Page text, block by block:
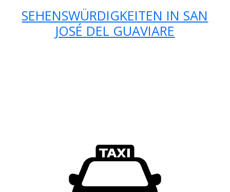
SEHENSWÜRDIGKEITEN IN SAN
JOSÉ DEL GUAVIARE